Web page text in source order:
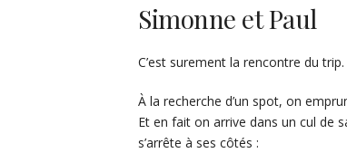
Simonne et Paul
C’est surement la rencontre du trip.
À la recherche d’un spot, on
Et en fait on arrive dans un cul de
s’arrête à ses côtés :